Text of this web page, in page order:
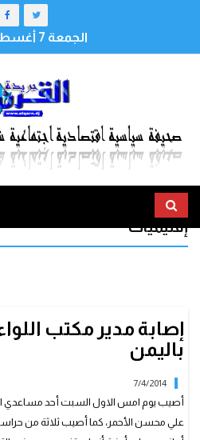
الجمعة 7 أغسطس 2026
إقليميات
إصابة مدير مكتب
باليمن
7/4/2014
أصيب يوم امس الاول السبت أحد مساعدي
علي محسن الأحمر، كما أصيب ثلاثة من حراسه